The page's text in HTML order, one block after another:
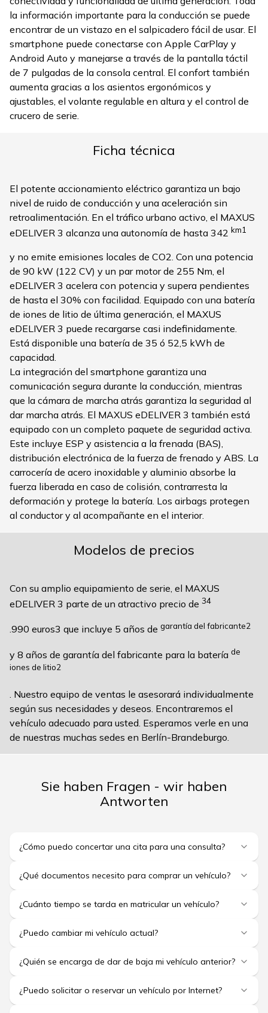
la información importante para la conducción se puede
encontrar de un vistazo en el salpicadero fácil de usar. El
smartphone puede conectarse con Apple CarPlay y
Android Auto y manejarse a través de la pantalla táctil
de 7 pulgadas de la consola central. El confort también
aumenta gracias a los asientos ergonómicos y
ajustables, el volante regulable en altura y el control de
crucero de serie.
Ficha técnica
El potente accionamiento eléctrico garantiza un bajo
nivel de ruido de conducción y una aceleración sin
retroalimentación. En el tráfico urbano activo, el MAXUS
eDELIVER 3 alcanza una autonomía de hasta 342 km1
y no emite emisiones locales de CO2. Con una potencia
de 90 kW (122 CV) y un par motor de 255 Nm, el
eDELIVER 3 acelera con potencia y supera pendientes
de hasta el 30% con facilidad. Equipado con una batería
de iones de litio de última generación, el MAXUS
eDELIVER 3 puede recargarse casi indefinidamente.
Está disponible una batería de 35 ó 52,5 kWh de
capacidad.
La integración del smartphone garantiza una
comunicación segura durante la conducción, mientras
que la cámara de marcha atrás garantiza la seguridad al
dar marcha atrás. El MAXUS eDELIVER 3 también está
equipado con un completo paquete de seguridad activa.
Este incluye ESP y asistencia a la frenada (BAS),
distribución electrónica de la fuerza de frenado y ABS. La
carrocería de acero inoxidable y aluminio absorbe la
fuerza liberada en caso de colisión, contrarresta la
deformación y protege la batería. Los airbags protegen
al conductor y al acompañante en el interior.
Modelos de precios
Con su amplio equipamiento de serie, el MAXUS
eDELIVER 3 parte de un atractivo precio de 34
.990 euros3 que incluye 5 años de garantía del fabricante2
y 8 años de garantía del fabricante para la batería de
iones de litio2
. Nuestro equipo de ventas le asesorará individualmente
según sus necesidades y deseos. Encontraremos el
vehículo adecuado para usted. Esperamos verle en una
de nuestras muchas sedes en Berlín-Brandeburgo.
Sie haben Fragen - wir haben
Antworten
¿Cómo puedo concertar una cita para una consulta?
¿Qué documentos necesito para comprar un vehículo?
¿Cuánto tiempo se tarda en matricular un vehículo?
¿Puedo cambiar mi vehículo actual?
¿Quién se encarga de dar de baja mi vehículo anterior?
¿Puedo solicitar o reservar un vehículo por Internet?